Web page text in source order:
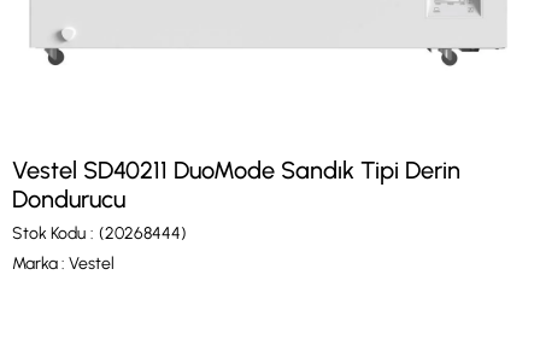
Vestel SD40211 DuoMode Sandık Tipi Derin
Dondurucu
Stok Kodu
(20268444)
Marka: Vestel